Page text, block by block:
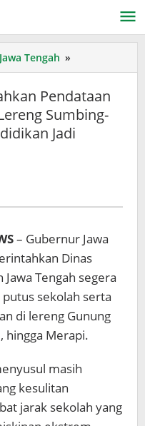
Jawa Tengah »
Luthfi
Pendataan
Anak
Putus
Merapi,
Spot
Jadi
Prioritas
Pendataan
Sumbing-
Jadi
– Gubernur Jawa
Dinas
Tengah segera
sekolah serta
di lereng Gunung
hingga Merapi.
masih
kesulitan
jarak sekolah yang